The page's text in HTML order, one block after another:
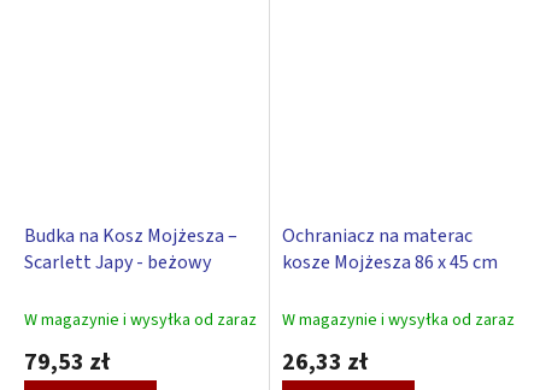
Budka na Kosz Mojżesza –
Scarlett Japy - beżowy
W magazynie i wysyłka od zaraz
79,53 zł
Ochraniacz na materac
kosze Mojżesza 86 x 45 cm
W magazynie i wysyłka od zaraz
26,33 zł